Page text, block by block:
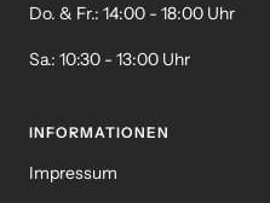
Do. & Fr.: 14:00 - 18:00 Uhr
Sa.: 10:30 - 13:00 Uhr
INFORMATIONEN
Impressum